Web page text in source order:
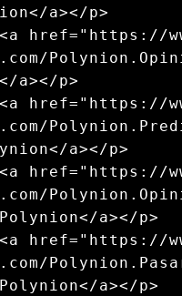
a></p>
href="https://
a></p>
href="https://
a></p>
href="https://
a></p>
href="https://
a></p>